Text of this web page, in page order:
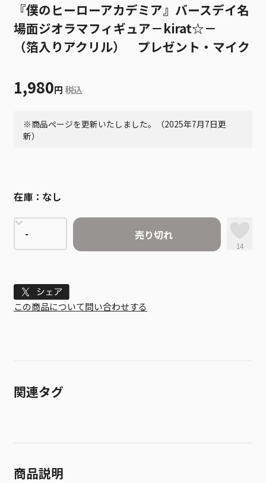
『僕のヒーローアカデミア』バースデイ名
場面ジオラマフィギュア－kirat☆－
（箔入りアクリル） プレゼント・マイク
1,980円 税込
※商品ページを更新いたしました。（2025年7月7日更
新）
在庫： なし
売り切れ
14
Tweet
この商品について問い合わせする
関連タグ
商品説明